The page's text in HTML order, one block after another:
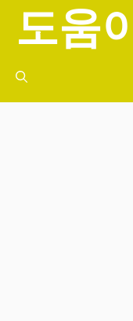
너
도움